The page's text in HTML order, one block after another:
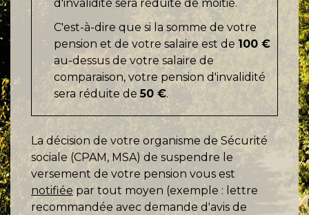
d'invalidité sera réduite de moitié.
C'est-à-dire que si la somme de votre
pension et de votre salaire est de 100 €
au-dessus de votre salaire de
comparaison, votre pension d'invalidité
sera réduite de50 €.
La décision de votre organisme de Sécurité
sociale (CPAM, MSA) de suspendre le
versement de votre pension vous est
notifiée par tout moyen (exemple : lettre
recommandée avec demande d'avis de